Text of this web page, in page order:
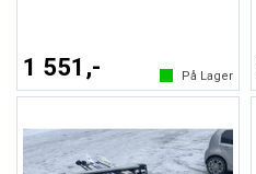
1 551,- På Lager